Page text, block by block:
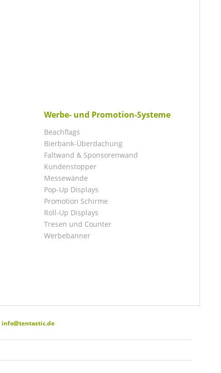
Werbe- und Promotion-Systeme
Beachflags
Bierbank-Überdachung
Faltwand & Sponsorenwand
Kundenstopper
Messewände
Pop-Up Displays
Promotion Schirme
Roll-Up Displays
Tresen und Counter
Werbebanner
info@tentastic.de